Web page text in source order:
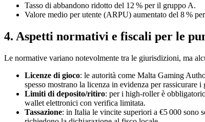
Tasso di abbandono ridotto del 12 % per il gruppo A.
Valore medio per utente (ARPU) aumentato del 8 %
4. Aspetti normativi e fiscali per le
Le normative variano notevolmente tra le giurisdizioni, ma
Licenze di gioco: le autorità come Malta Gaming
spesso mostrano la licenza in evidenza per rassicurare i
Limiti di deposito/ritiro: per i high‑roller è
wallet elettronici con verifica limitata.
Tassazione: in Italia le vincite superiori a €5 000 sono